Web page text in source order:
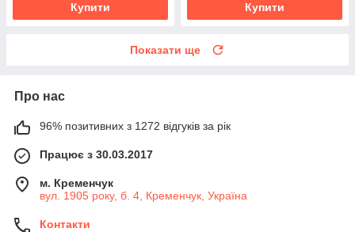
Купити Купити
Показати ще
Про нас
96% позитивних з 1272 відгуків за рік
Працює з 30.03.2017
м. Кременчук
вул. 1905 року, б. 4, Кременчук, Україна
Контакти